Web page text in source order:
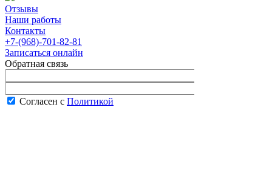
Отзывы
Наши работы
Контакты
+7-(968)-701-82-81
Записаться онлайн
Обратная связь
Согласен с Политикой